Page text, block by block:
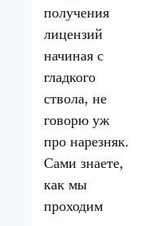
получения
лицензий
начиная с
гладкого
ствола, не
говорю уж
про нарезняк.
Сами знаете,
как мы
проходим